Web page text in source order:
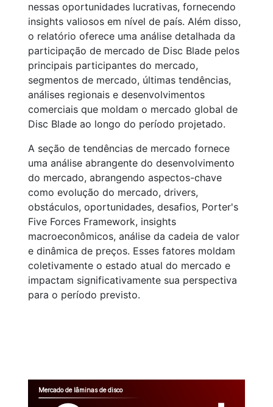
nessas oportunidades lucrativas, fornecendo
insights valiosos em nível de país. Além disso,
o relatório oferece uma análise detalhada da
participação de mercado de Disc Blade pelos
principais participantes do mercado,
segmentos de mercado, últimas tendências,
análises regionais e desenvolvimentos
comerciais que moldam o mercado global de
Disc Blade ao longo do período projetado.
A seção de tendências de mercado fornece
uma análise abrangente do desenvolvimento
do mercado, abrangendo aspectos-chave
como evolução do mercado, drivers,
obstáculos, oportunidades, desafios, Porter's
Five Forces Framework, insights
macroeconômicos, análise da cadeia de valor
e dinâmica de preços. Esses fatores moldam
coletivamente o estado atual do mercado e
impactam significativamente sua perspectiva
para o período previsto.
Mercado de lâminas de disco